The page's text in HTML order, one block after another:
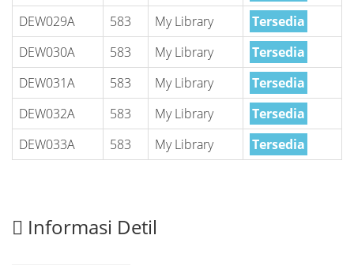
DEW029A
583 My Library
Tersedia
DEW030A
583 My Library
Tersedia
DEW031A
583 My Library
Tersedia
DEW032A
583 My Library
Tersedia
DEW033A
583 My Library Tersedia
Informasi Detil